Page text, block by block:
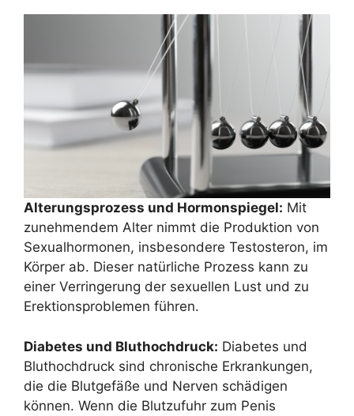
Alterungsprozess und Hormonspiegel: Mit
zunehmendem Alter nimmt die Produktion von
Sexualhormonen, insbesondere Testosteron, im
Körper ab. Dieser natürliche Prozess kann zu
einer Verringerung der sexuellen Lust und zu
Erektionsproblemen führen.
Diabetes und Bluthochdruck: Diabetes und
Bluthochdruck sind chronische Erkrankungen,
die die Blutgefäße und Nerven schädigen
können. Wenn die Blutzufuhr zum Penis